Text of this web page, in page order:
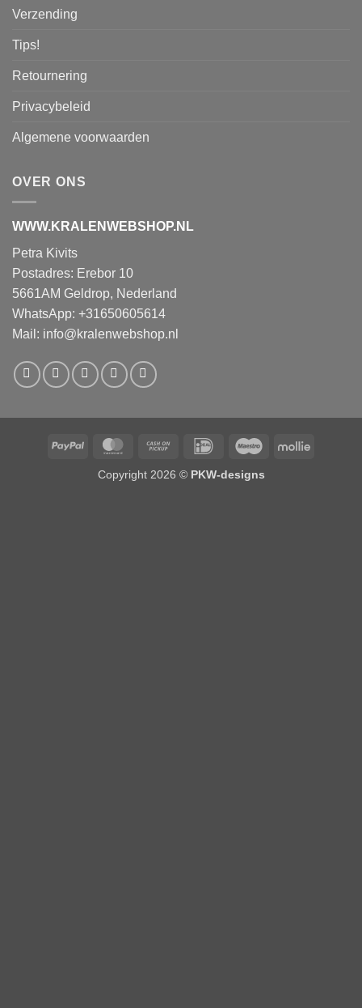
Verzending
Tips!
Retournering
Privacybeleid
Algemene voorwaarden
OVER ONS
WWW.KRALENWEBSHOP.NL
Petra Kivits
Postadres: Erebor 10
5661AM Geldrop, Nederland
WhatsApp: +31650605614
Mail: info@kralenwebshop.nl
PayPal MasterCardCash
Pickup
IDeal Maestro Mollie
Copyright 2026 © PKW-designs